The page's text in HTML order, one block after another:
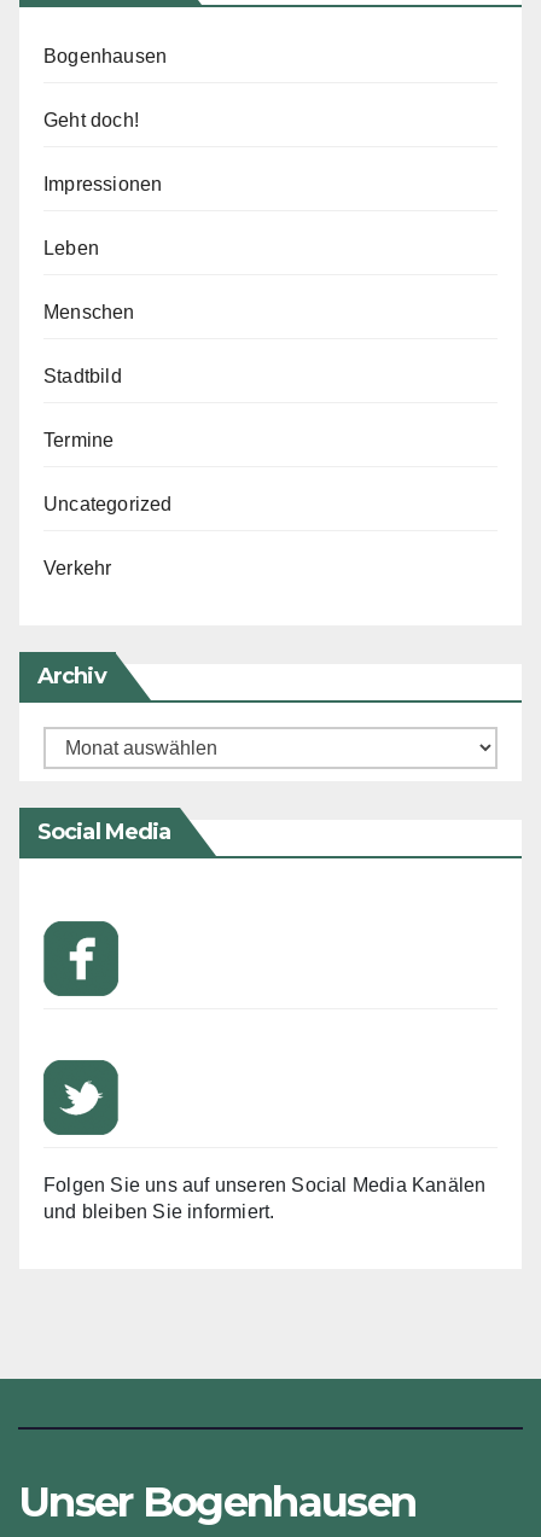
Bogenhausen
Geht doch!
Impressionen
Leben
Menschen
Stadtbild
Termine
Uncategorized
Verkehr
Archiv
Archiv
Social Media
Folgen Sie uns auf unseren Social Media Kanälen
und bleiben Sie informiert.
Unser Bogenhausen